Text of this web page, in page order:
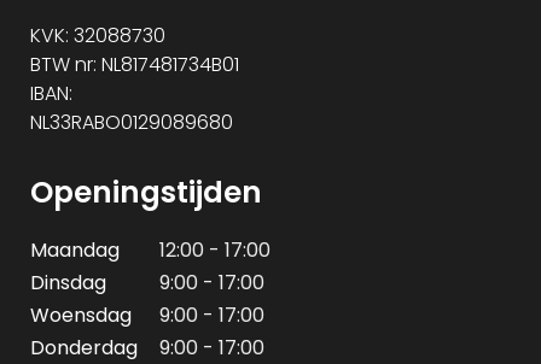
KVK: 32088730
BTW nr: NL817481734B01
IBAN:
NL33RABO0129089680
Openingstijden
Maandag
12:00 - 17:00
Dinsdag
9:00 - 17:00
Woensdag
9:00 - 17:00
Donderdag
9:00 - 17:00